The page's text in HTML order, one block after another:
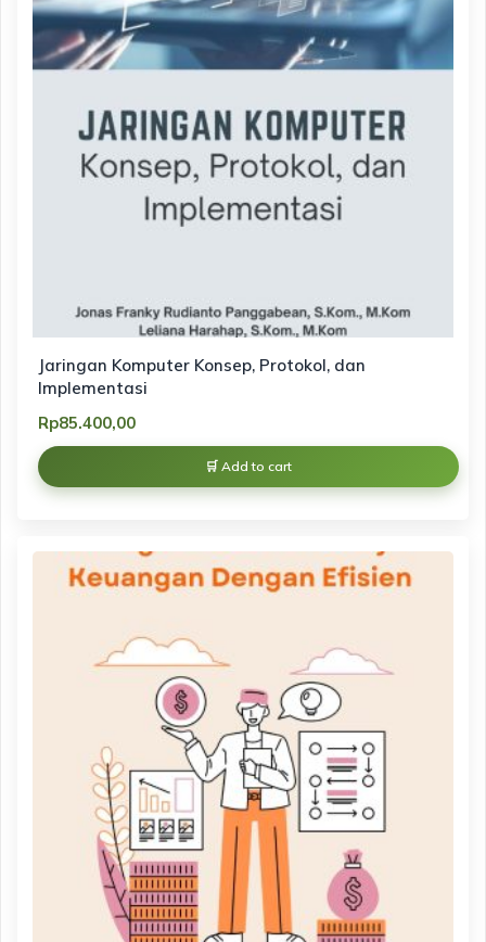
Jaringan Komputer Konsep, Protokol, dan
Implementasi
Rp85.400,00
Add to cart